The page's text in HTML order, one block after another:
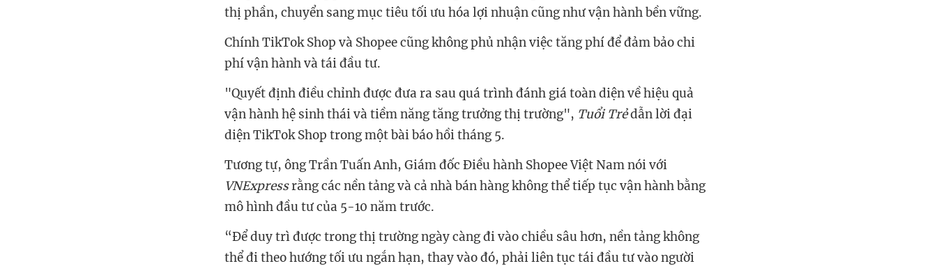
thị phần, chuyển sang mục tiêu tối ưu hóa lợi nhuận cũng như vận hành bền vững.
Chính TikTok Shop và Shopee cũng không phủ nhận việc tăng phí để đảm bảo chi
phí vận hành và tái đầu tư.
"Quyết định điều chỉnh được đưa ra sau quá trình đánh giá toàn diện về hiệu quả
vận hành hệ sinh thái và tiềm năng tăng trưởng thị trường", Tuổi Trẻdẫn lời đại
diện TikTok Shop trong một bài báo hồi tháng 5.
Tương tự, ông Trần Tuấn Anh, Giám đốc Điều hành Shopee Việt Nam nói với
VNExpressrằng các nền tảng và cả nhà bán hàng không thể tiếp tục vận hành bằng
mô hình đầu tư của 5-10 năm trước.
“Để duy trì được trong thị trường ngày càng đi vào chiều sâu hơn, nền tảng không
thể đi theo hướng tối ưu ngắn hạn, thay vào đó, phải liên tục tái đầu tư vào người